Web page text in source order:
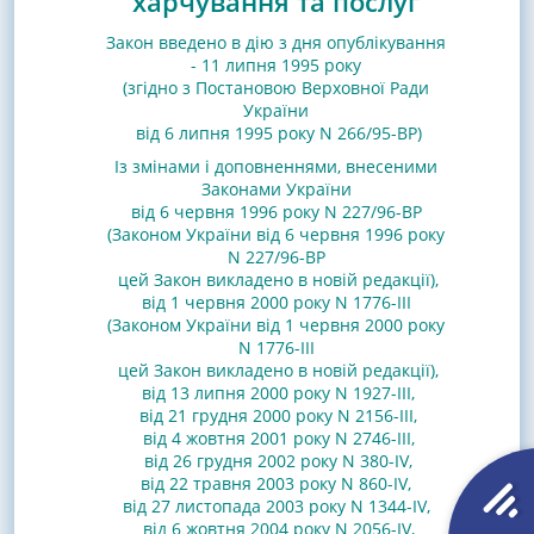
Закон введено в дію з дня опублікування
- 11 липня 1995 року
(згідно з Постановою Верховної Ради
України
від 6 липня 1995 року N 266/95-ВР)
Із змінами і доповненнями, внесеними
Законами України
від 6 червня 1996 року N 227/96-ВР
(Законом України від 6 червня 1996 року
N 227/96-ВР
цей Закон викладено в новій редакції),
від 1 червня 2000 року N 1776-III
(Законом України від 1 червня 2000 року
N 1776-III
цей Закон викладено в новій редакції),
від 13 липня 2000 року N 1927-III,
від 21 грудня 2000 року N 2156-III,
від 4 жовтня 2001 року N 2746-III,
від 26 грудня 2002 року N 380-IV,
від 22 травня 2003 року N 860-IV,
від 27 листопада 2003 року N 1344-IV,
від 6 жовтня 2004 року N 2056-IV,